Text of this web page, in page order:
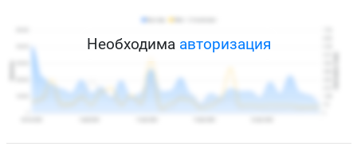
Необходима авторизация